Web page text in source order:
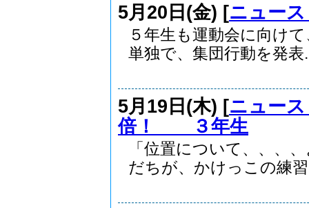
5月20日(金) [ニュー
５年生も運動会に向け
単独で、集団行動を発表
5月19日(木) [ニュー
倍！ ３年生
「位置について、、、
だちが、かけっこの練